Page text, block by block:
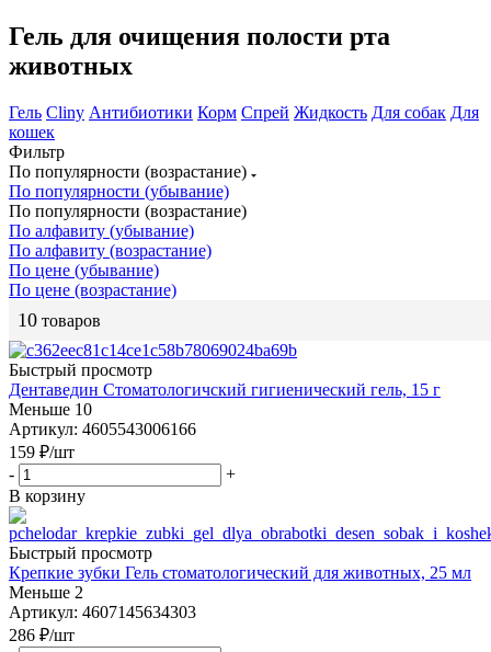
Гель для очищения полости рта
животных
Гель Cliny Антибиотики Корм Спрей Жидкость Для собак Для
кошек
Фильтр
По популярности (возрастание)
По популярности (убывание)
По популярности (возрастание)
По алфавиту (убывание)
По алфавиту (возрастание)
По цене (убывание)
По цене (возрастание)
10 товаров
Быстрый просмотр
Дентаведин Стоматологичский гигиенический гель, 15 г
Меньше 10
Артикул: 4605543006166
159 ₽/шт
-
+
В корзину
Быстрый просмотр
Крепкие зубки Гель стоматологический для животных, 25 мл
Меньше 2
Артикул: 4607145634303
286 ₽/шт